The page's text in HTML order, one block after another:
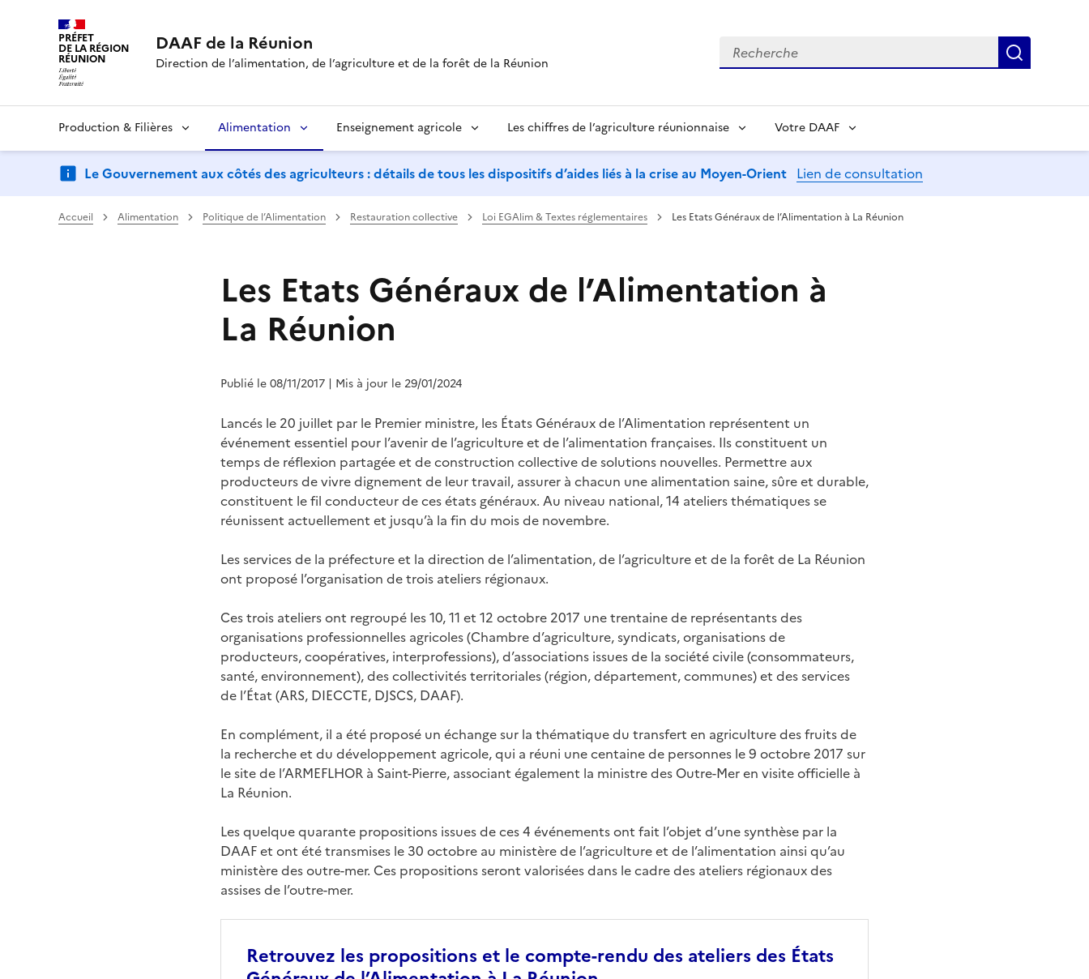
PRÉFET
DE LA RÉGION
RÉUNION
DAAF de la Réunion
Direction de l’alimentation, de l’agriculture et de la forêt de la Réunion
Recherche
Production & Filières Alimentation Enseignement agricole Les chiffres de l’agriculture réunionnaise Votre DAAF
Le Gouvernement aux côtés des agriculteurs : détails de tous les dispositifs d’aides liés à la crise au Moyen-Orient Lien de consultation
Accueil Alimentation Politique de l’Alimentation Restauration collective Loi EGAlim & Textes réglementaires Les Etats Généraux de l’Alimentation à La Réunion
Les Etats Généraux de l’Alimentation à
La Réunion
Publié le 08/11/2017 | Mis à jour le 29/01/2024
Lancés le 20 juillet par le Premier ministre, les États Généraux de l’Alimentation représentent un
événement essentiel pour l’avenir de l’agriculture et de l’alimentation françaises. Ils constituent un
temps de réflexion partagée et de construction collective de solutions nouvelles. Permettre aux
producteurs de vivre dignement de leur travail, assurer à chacun une alimentation saine, sûre et durable,
constituent le fil conducteur de ces états généraux. Au niveau national, 14 ateliers thématiques se
réunissent actuellement et jusqu’à la fin du mois de novembre.
Les services de la préfecture et la direction de l’alimentation, de l’agriculture et de la forêt de La Réunion
ont proposé l’organisation de trois ateliers régionaux.
Ces trois ateliers ont regroupé les 10, 11 et 12 octobre 2017 une trentaine de représentants des
organisations professionnelles agricoles (Chambre d’agriculture, syndicats, organisations de
producteurs, coopératives, interprofessions), d’associations issues de la société civile (consommateurs,
santé, environnement), des collectivités territoriales (région, département, communes) et des services
de l’État (ARS, DIECCTE, DJSCS, DAAF).
En complément, il a été proposé un échange sur la thématique du transfert en agriculture des fruits de
la recherche et du développement agricole, qui a réuni une centaine de personnes le 9 octobre 2017 sur
le site de l’ARMEFLHOR à Saint-Pierre, associant également la ministre des Outre-Mer en visite officielle à
La Réunion.
Les quelque quarante propositions issues de ces 4 événements ont fait l’objet d’une synthèse par la
DAAF et ont été transmises le 30 octobre au ministère de l’agriculture et de l’alimentation ainsi qu’au
ministère des outre-mer. Ces propositions seront valorisées dans le cadre des ateliers régionaux des
assises de l’outre-mer.
Retrouvez les propositions et le compte-rendu des ateliers des États